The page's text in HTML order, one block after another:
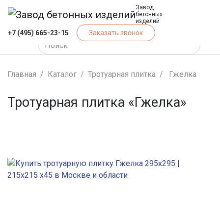
Завод
бетонных
изделий
+7 (495) 665-23-15 Заказать звонок
Главная Каталог Тротуарная плитка Гжелка
Тротуарная плитка «Гжелка»